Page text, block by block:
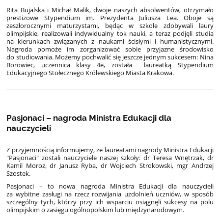
Rita Bujalska i Michał Malik, dwoje naszych absolwentów, otrzymało
prestiżowe Stypendium im. Prezydenta Juliusza Lea. Oboje są
zeszłorocznymi maturzystami, będąc w szkole zdobywali laury
olimpijskie, realizowali indywidualny tok nauki, a teraz podjęli studia
na kierunkach związanych z naukami ścisłymi i humanistycznymi.
Nagroda pomoże im zorganizować sobie przyjazne środowisko
do studiowania. Możemy pochwalić się jeszcze jednym sukcesem: Nina
Borowiec, uczennica klasy 4e, została laureatką Stypendium
Edukacyjnego Stołecznego Królewskiego Miasta Krakowa.
Pasjonaci – nagroda Ministra Edukacji dla
nauczycieli
Z przyjemnością informujemy, że laureatami nagrody Ministra Edukacji
"Pasjonaci" zostali nauczyciele naszej szkoły: dr Teresa Wnętrzak, dr
Kamil Moroz, dr Janusz Ryba, dr Wojciech Strokowski, mgr Andrzej
Szostek.
Pasjonaci – to nowa nagroda Ministra Edukacji dla nauczycieli
za wybitne zasługi na rzecz rozwijania uzdolnień uczniów, w sposób
szczególny tych, którzy przy ich wsparciu osiągnęli sukcesy na polu
olimpijskim o zasięgu ogólnopolskim lub międzynarodowym.